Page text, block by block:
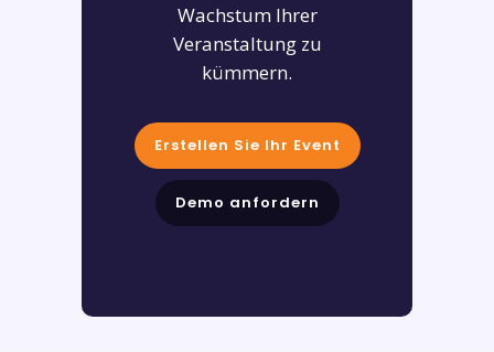
Wachstum Ihrer
Veranstaltung zu
kümmern.
Erstellen Sie Ihr Event
Demo anfordern